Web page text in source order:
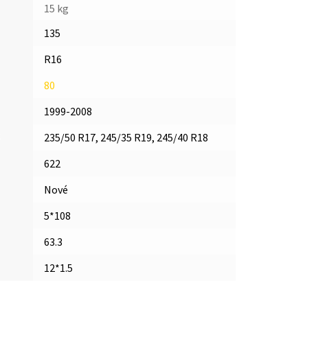
15 kg
135
R16
80
1999-2008
235/50 R17, 245/35 R19, 245/40 R18
622
Nové
5*108
63.3
12*1.5